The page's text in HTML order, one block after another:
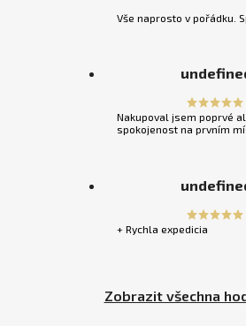
Vše naprosto v pořádku.
Nakupoval jsem poprvé
spokojenost na prvním
+ Rychla expedicia
Zobrazit všechna